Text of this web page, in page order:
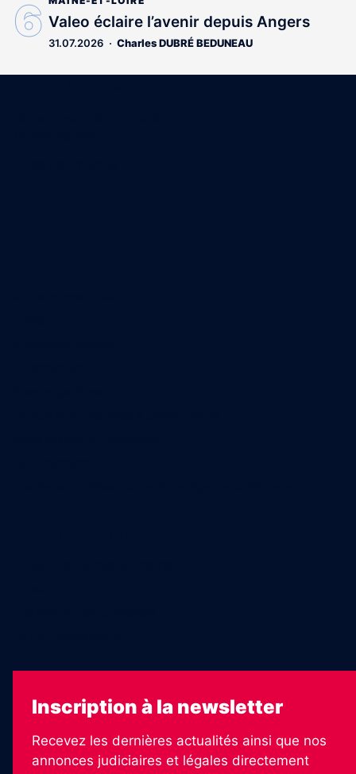
Valeo éclaire l’avenir depuis Angers
31.07.2026 Charles DUBRÉ BEDUNEAU
Inscription à la newsletter
Recevez les dernières actualités ainsi que nos
annonces judiciaires et légales directement